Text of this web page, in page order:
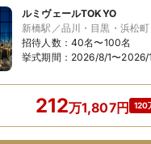
ルミヴェールTOKYO
新橋駅／品川・目黒・浜松
招待人数： 40名〜100名
挙式期間： 2026/8/1〜2026/
212万1,807円 120